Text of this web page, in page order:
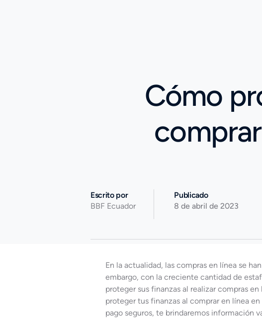
Cómo
Escrito por
BBF Ecuador
Publicado
8 de abril de 2023
En la actualidad, las compras en línea se
embargo, con la creciente cantidad de
proteger sus finanzas al realizar compras
proteger tus finanzas al comprar en línea
pago seguros, te brindaremos información